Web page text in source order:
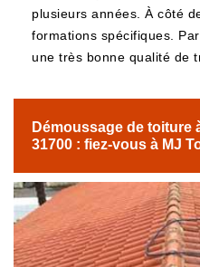
plusieurs années. À côté
formations spécifiques.
une très bonne qualité de
Démoussage de toiture
31700 : fiez-vous à MJ